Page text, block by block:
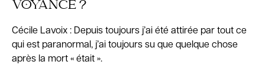
VOYANCE ?
Cécile Lavoix : Depuis toujours j’ai été attirée par tout ce
qui est paranormal, j’ai toujours su que quelque chose
après la mort « était ».